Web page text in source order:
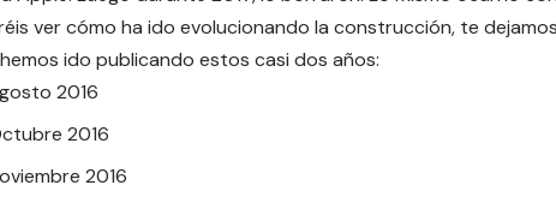
ver cómo ha ido evolucionando la construcción, te
ido publicando estos casi dos años:
2016
2016
2016